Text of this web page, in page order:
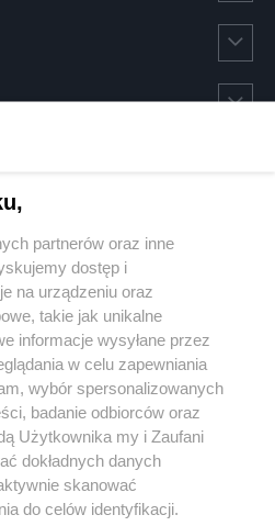
Instagram Youtube
partnerów oraz inne
dostęp i
na urządzeniu oraz
takie jak unikalne
informacje wysyłane przez
w celu zapewniania
wybór spersonalizowanych
badanie odbiorców oraz
Użytkownika my i Zaufani
dokładnych danych
skanować
do celów identyfikacji.